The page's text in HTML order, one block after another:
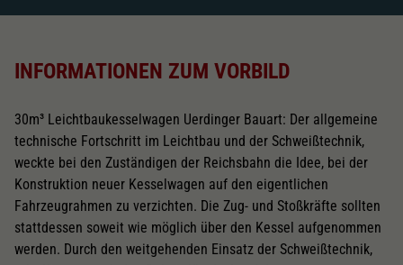
INFORMATIONEN ZUM VORBILD
30m³ Leichtbaukesselwagen Uerdinger Bauart: Der allgemeine
technische Fortschritt im Leichtbau und der Schweißtechnik,
weckte bei den Zuständigen der Reichsbahn die Idee, bei der
Konstruktion neuer Kesselwagen auf den eigentlichen
Fahrzeugrahmen zu verzichten. Die Zug- und Stoßkräfte sollten
stattdessen soweit wie möglich über den Kessel aufgenommen
werden. Durch den weitgehenden Einsatz der Schweißtechnik,